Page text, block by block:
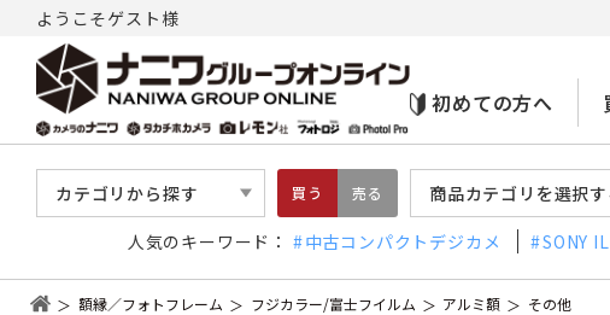
ようこそゲスト様
初めての方へ
カテゴリから探す 買う 売る 商品カテゴリを選択す
人気のキーワード： 中古コンパクトデジカメ SONY
額縁／フォトフレーム フジカラー/富士フイルム アルミ額 その他